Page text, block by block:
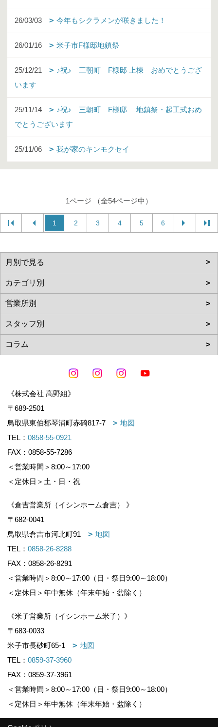
26/03/03 今年もシクラメンが咲きました！
26/01/16 米子市F様邸地鎮祭
25/12/21
♪祝♪ 三朝町 F様邸 上棟 おめでとうござ
います
25/11/14
♪祝♪ 三朝町 F様邸 地鎮祭・起工式おめ
でとうございます
25/11/06 我が家のキンモクセイ
1ページ （全54ページ中）
1 2 3 4 5 6
《株式会社 高野組》
〒689-2501
鳥取県東伯郡琴浦町赤碕817-7
地図
TEL： 0858-55-0921
FAX：0858-55-7286
＜営業時間＞8:00～17:00
＜定休日＞土・日・祝
《倉吉営業所（イシンホーム倉吉） 》
〒682-0041
鳥取県倉吉市河北町91
地図
TEL： 0858-26-8288
FAX：0858-26-8291
＜営業時間＞8:00～17:00（日・祭日9:00～18:00）
＜定休日＞年中無休（年末年始・盆除く）
《米子営業所（イシンホーム米子）》
〒683-0033
米子市長砂町65-1
地図
TEL： 0859-37-3960
FAX：0859-37-3961
＜営業時間＞8:00～17:00（日・祭日9:00～18:00）
＜定休日＞年中無休（年末年始・盆除く）